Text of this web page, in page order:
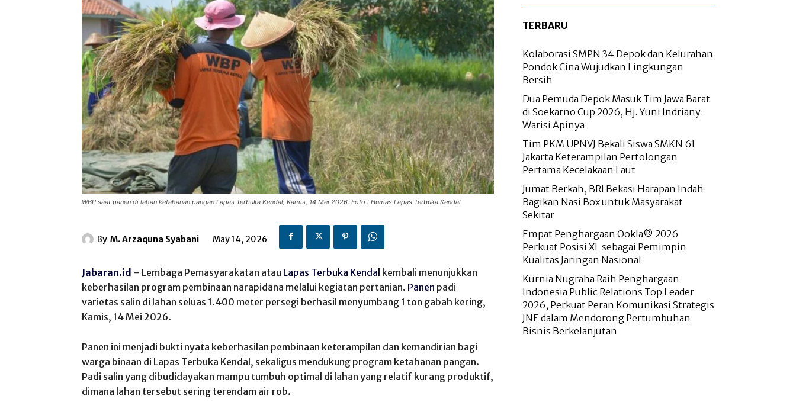
WBP saat panen di lahan ketahanan pangan Lapas Terbuka Kendal, Kamis, 14 Mei 2026. Foto : Humas Lapas Terbuka Kendal
By M. Arzaquna Syabani May 14, 2026
Jabaran.id – Lembaga Pemasyarakatan atau Lapas Terbuka Kendal kembali menunjukkan
keberhasilan program pembinaan narapidana melalui kegiatan pertanian. Panen padi
varietas salin di lahan seluas 1.400 meter persegi berhasil menyumbang 1 ton gabah kering,
Kamis, 14 Mei 2026.
Panen ini menjadi bukti nyata keberhasilan pembinaan keterampilan dan kemandirian bagi
warga binaan di Lapas Terbuka Kendal, sekaligus mendukung program ketahanan pangan.
Padi salin yang dibudidayakan mampu tumbuh optimal di lahan yang relatif kurang produktif,
dimana lahan tersebut sering terendam air rob.
TERBARU
Kolaborasi SMPN 34 Depok dan Kelurahan
Pondok Cina Wujudkan Lingkungan
Bersih
Dua Pemuda Depok Masuk Tim Jawa Barat
di Soekarno Cup 2026, Hj. Yuni Indriany:
Warisi Apinya
Tim PKM UPNVJ Bekali Siswa SMKN 61
Jakarta Keterampilan Pertolongan
Pertama Kecelakaan Laut
Jumat Berkah, BRI Bekasi Harapan Indah
Bagikan Nasi Box untuk Masyarakat
Sekitar
Empat Penghargaan Ookla® 2026
Perkuat Posisi XL sebagai Pemimpin
Kualitas Jaringan Nasional
Kurnia Nugraha Raih Penghargaan
Indonesia Public Relations Top Leader
2026, Perkuat Peran Komunikasi Strategis
JNE dalam Mendorong Pertumbuhan
Bisnis Berkelanjutan